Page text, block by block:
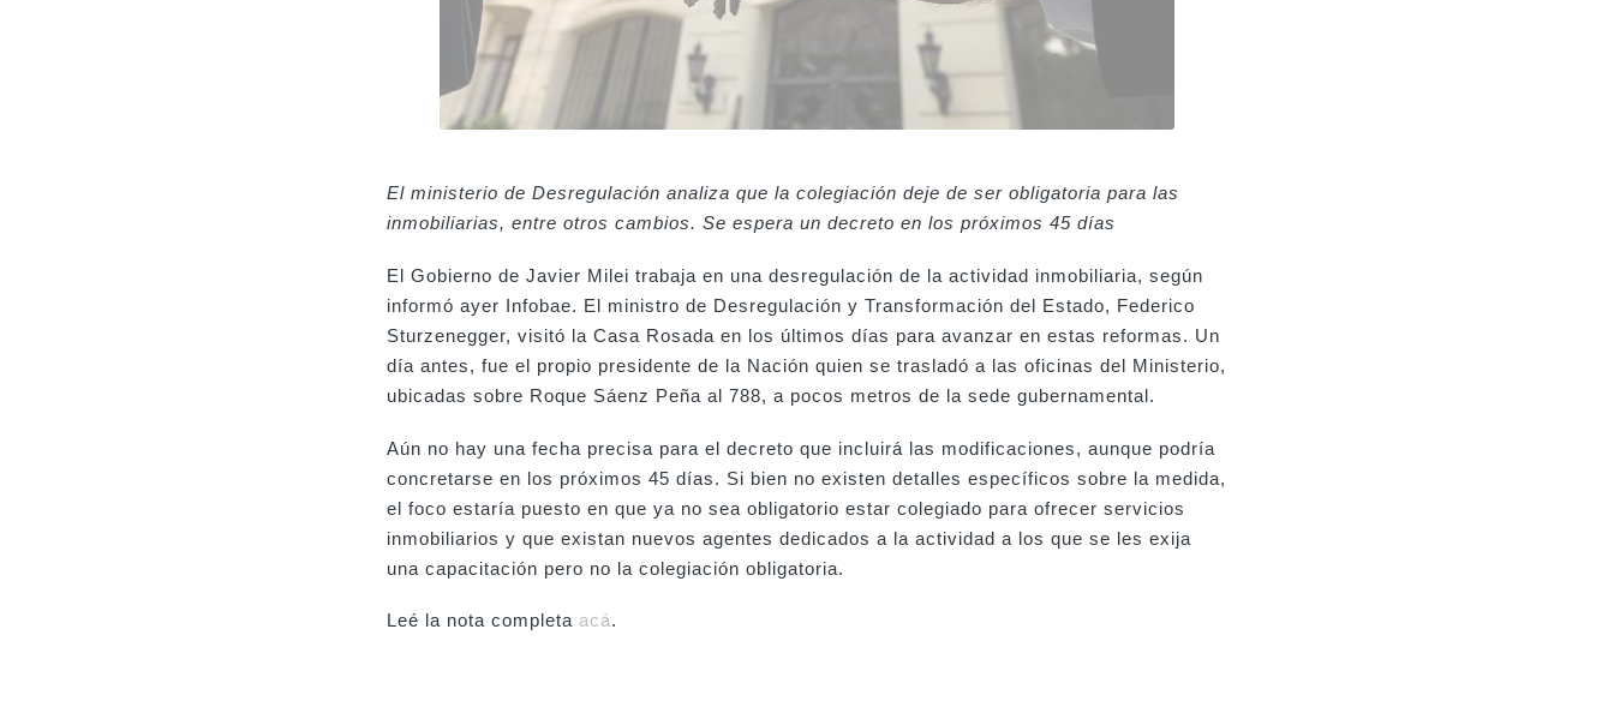
El ministerio de Desregulación analiza que la colegiación deje de ser obligatoria para las
inmobiliarias, entre otros cambios. Se espera un decreto en los próximos 45 días
El Gobierno de Javier Milei trabaja en una desregulación de la actividad inmobiliaria, según
informó ayer Infobae. El ministro de Desregulación y Transformación del Estado, Federico
Sturzenegger, visitó la Casa Rosada en los últimos días para avanzar en estas reformas. Un
día antes, fue el propio presidente de la Nación quien se trasladó a las oficinas del Ministerio,
ubicadas sobre Roque Sáenz Peña al 788, a pocos metros de la sede gubernamental.
Aún no hay una fecha precisa para el decreto que incluirá las modificaciones, aunque podría
concretarse en los próximos 45 días. Si bien no existen detalles específicos sobre la medida,
el foco estaría puesto en que ya no sea obligatorio estar colegiado para ofrecer servicios
inmobiliarios y que existan nuevos agentes dedicados a la actividad a los que se les exija
una capacitación pero no la colegiación obligatoria.
Leé la nota completa acá.